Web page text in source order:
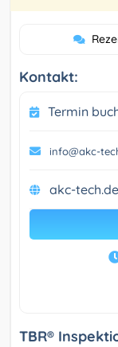
Kontakt:
Termin
info@akc-
akc-
TBR®